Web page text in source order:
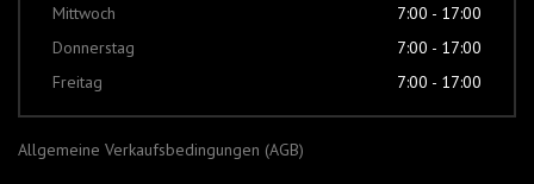
Mittwoch
7:00 - 17:00
Donnerstag
7:00 - 17:00
Freitag
7:00 - 17:00
Allgemeine Verkaufsbedingungen (AGB)